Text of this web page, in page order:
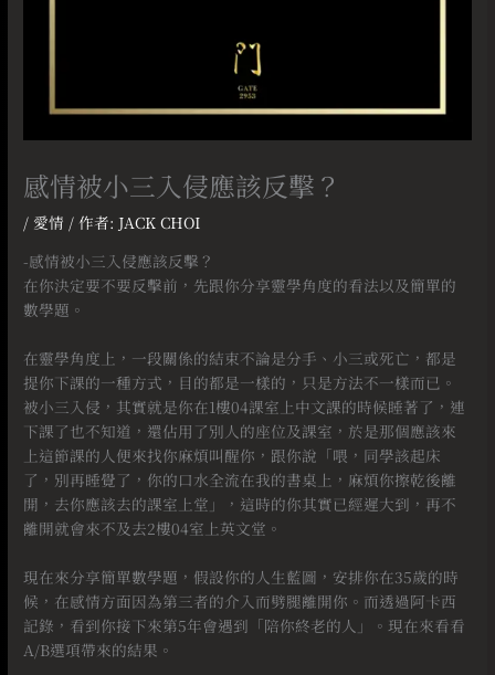
感情被小三入侵應該反擊？
/ 愛情 / 作者: JACK CHOI
-感情被小三入侵應該反擊？
在你決定要不要反擊前，先跟你分享靈學角度的看法以及簡單的
數學題。
在靈學角度上，一段關係的結束不論是分手、小三或死亡，都是
提你下課的一種方式，目的都是一樣的，只是方法不一樣而已。
被小三入侵，其實就是你在1樓04課室上中文課的時候睡著了，連
下課了也不知道，還佔用了別人的座位及課室，於是那個應該來
上這節課的人便來找你麻煩叫醒你，跟你說「喂，同學該起床
了，別再睡覺了，你的口水全流在我的書桌上，麻煩你擦乾後離
開，去你應該去的課室上堂」，這時的你其實已經遲大到，再不
離開就會來不及去2樓04室上英文堂。
現在來分享簡單數學題，假設你的人生藍圖，安排你在35歲的時
候，在感情方面因為第三者的介入而劈腿離開你。而透過阿卡西
記錄，看到你接下來第5年會遇到「陪你終老的人」。現在來看看
A/B選項帶來的結果。